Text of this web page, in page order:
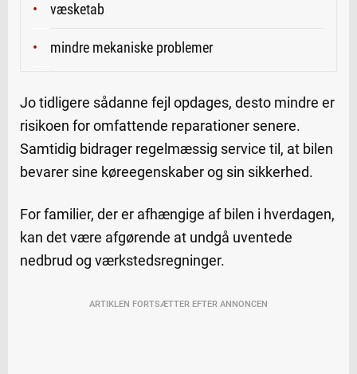
væsketab
mindre mekaniske problemer
Jo tidligere sådanne fejl opdages, desto mindre er
risikoen for omfattende reparationer senere.
Samtidig bidrager regelmæssig service til, at bilen
bevarer sine køreegenskaber og sin sikkerhed.
For familier, der er afhængige af bilen i hverdagen,
kan det være afgørende at undgå uventede
nedbrud og værkstedsregninger.
ARTIKLEN FORTSÆTTER EFTER ANNONCEN